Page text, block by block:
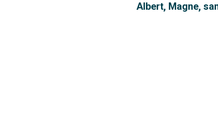
Albert, Magne,